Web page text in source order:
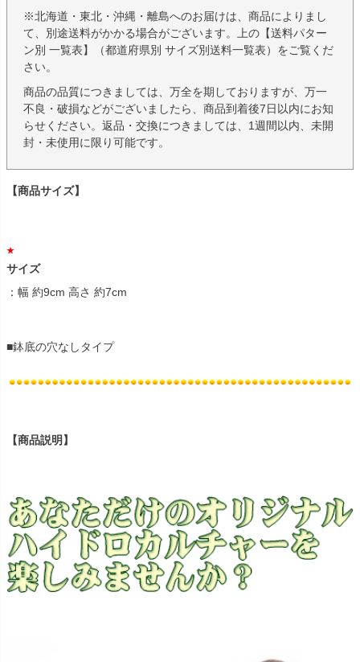
※北海道・東北・沖縄・離島へのお届けは、商品によりまし
て、別途送料がかかる場合がございます。上の【送料パター
ン別 一覧表】（都道府県別 サイズ別送料一覧表）をご覧くだ
さい。
商品の品質につきましては、万全を期しておりますが、万一
不良・破損などがございましたら、商品到着後7日以内にお知
らせください。返品・交換につきましては、1週間以内、未開
封・未使用に限り可能です。
【商品サイズ】
サイズ
：幅 約9cm 高さ 約7cm
■鉢底の穴なしタイプ
【商品説明】